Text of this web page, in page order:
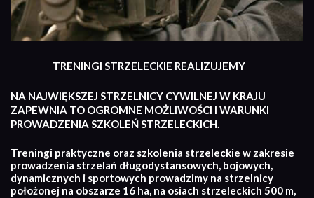
TRENINGI STRZELECKIE REALIZUJEMY
NA NAJWIĘKSZEJ STRZELNICY CYWILNEJ W KRAJU
ZAPEWNIA TO OGROMNE MOŻLIWOŚCI I WARUNKI
PROWADZENIA SZKOLEŃ STRZELECKICH.
Treningi praktyczne oraz szkolenia strzeleckie w zakresie
prowadzenia strzelań długodystansowych, bojowych,
dynamicznych i sportowych prowadzimy na strzelnicy
położonej na obszarze 16 ha, na osiach strzeleckich 500 m,